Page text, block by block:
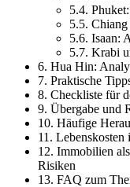
5.4.
5.5.
5.6. Isaan:
5.7. Krabi
6. Hua Hin:
7. Praktische
8. Checkliste für
9. Übergabe und
10. Häufige
11.
12. Immobilien
Risiken
13. FAQ zum